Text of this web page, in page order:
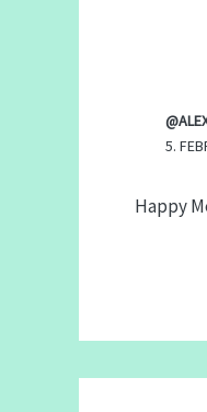
5.
Happy